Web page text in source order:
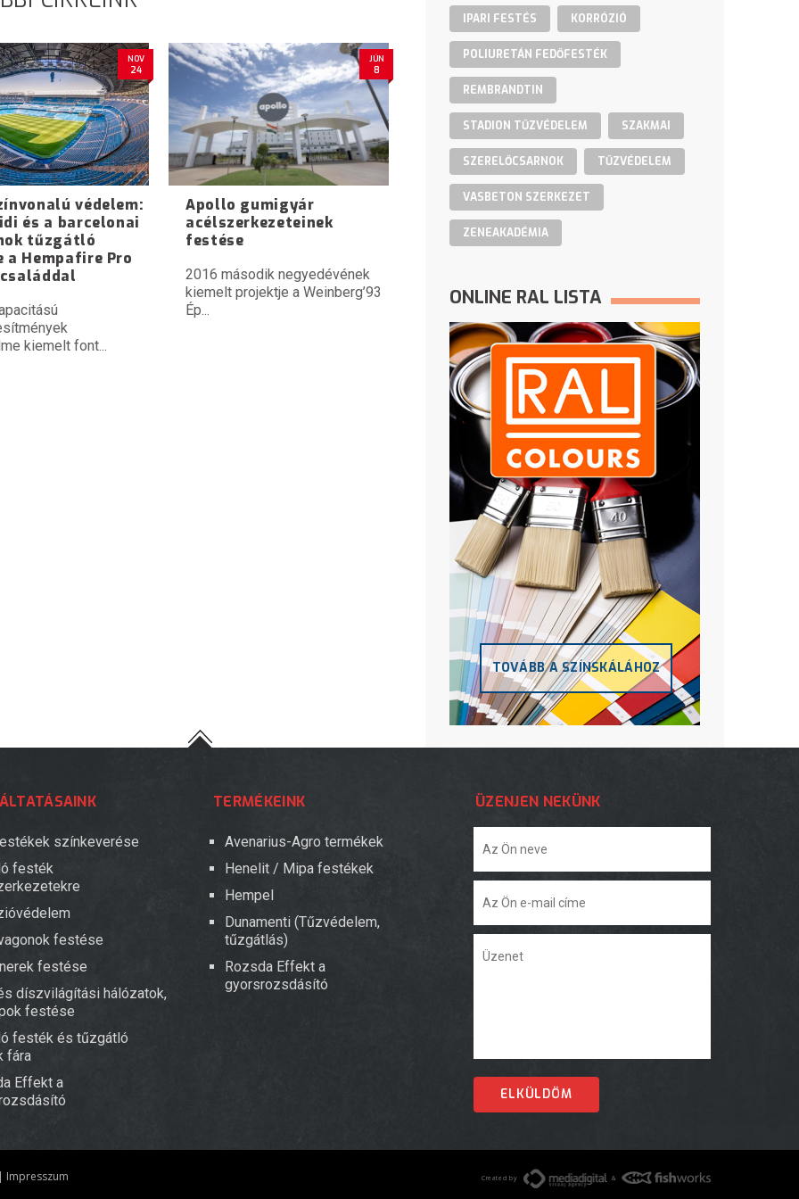
NOV
24
védelem:
és a barcelonai
tűzgátló
a Hempafire Pro
kiemelt font...
JÚN
8
Apollo gumigyár
acélszerkezeteinek
festése
2016 második negyedévének
kiemelt projektje a Weinberg’93
Ép...
IPARI FESTÉS KORRÓZIÓ
POLIURETÁN FEDŐFESTÉK
REMBRANDTIN
STADION TŰZVÉDELEM SZAKMAI
SZERELŐCSARNOK TŰZVÉDELEM
VASBETON SZERKEZET
ZENEAKADÉMIA
ONLINE RAL LISTA
TOVÁBB A SZÍNSKÁLÁHOZ
színkeverése
festék
festése
festése
díszvilágítási hálózatok,
festése
festék és tűzgátló
fára
Effekt a
TERMÉKEINK
Avenarius-Agro termékek
Henelit / Mipa festékek
Hempel
Dunamenti (Tűzvédelem,
tűzgátlás)
Rozsda Effekt a
gyorsrozsdásító
ÜZENJEN NEKÜNK
Impresszum Created by &